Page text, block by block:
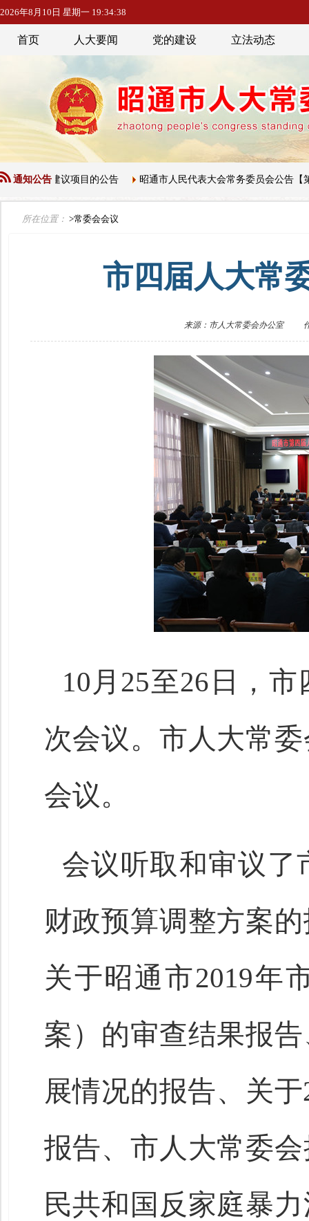
2026年8月10日 星期一 19:34:39
首页 人大要闻 党的建设 立法动态
通知公告
划建议项目的公告 昭通市人民代表大会常务委员会公告【第五届
所在位置： >常委会会议
市四届人大常
来源：市人大常委会办公室
10月25至26日，
次会议。市人大常
会议。
会议听取和审议了
财政预算调整方案
关于昭通市2019年
案）的审查结果报
展情况的报告、关
报告、市人大常委
民共和国反家庭暴